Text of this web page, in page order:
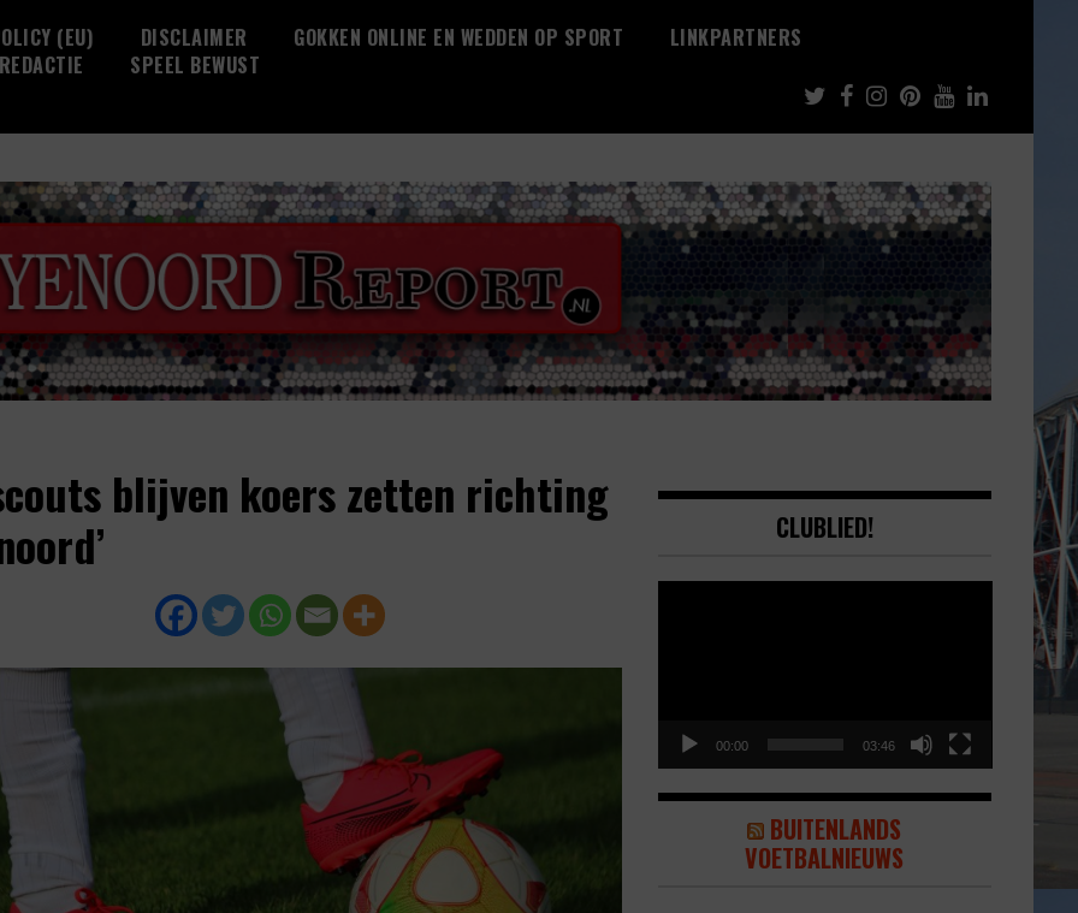
(EU) DISCLAIMER GOKKEN ONLINE EN WEDDEN OP SPORT
LINKPARTNERS
REDACTIE SPEEL BEWUST
blijven koers zetten richting
CLUBLIED!
00:00 03:46
BUITENLANDS
VOETBALNIEUWS